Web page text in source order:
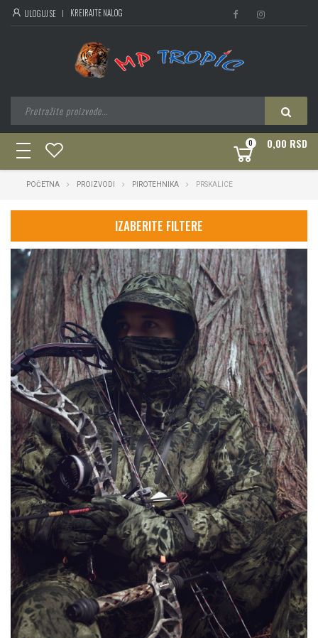
ULOGUJ SE KREIRAJTE NALOG
toggle
navigation
0 0,00 RSD
POČETNA PROIZVODI PIROTEHNIKA PRSKALICE
IZABERITE FILTERE